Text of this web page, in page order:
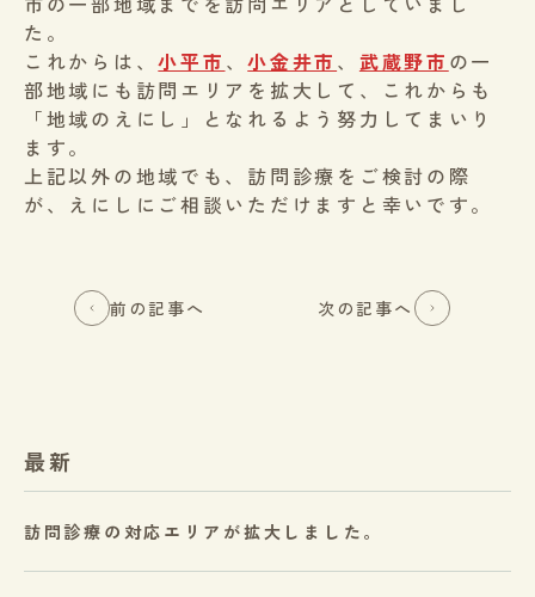
た。
これからは、小平市 、小金井市 、 武蔵野市 の一
部地域にも訪問エリアを拡大して、これからも
「地域のえにし」となれるよう努力してまいり
ます。
上記以外の地域でも、訪問診療をご検討の際
が、えにしにご相談いただけますと幸いです。
前の記事へ 次の記事へ
最新
訪問診療の対応エリアが拡大しました。